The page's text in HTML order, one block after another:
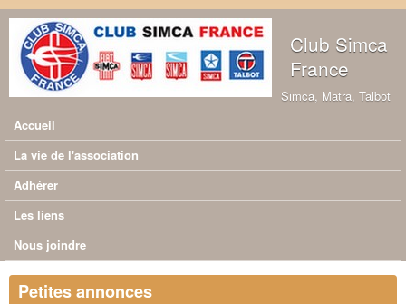
Aller au contenu principal
Club Simca
France
Simca, Matra, Talbot
Menu principal
Accueil
La vie de l'association
Adhérer
Les liens
Nous joindre
Petites annonces